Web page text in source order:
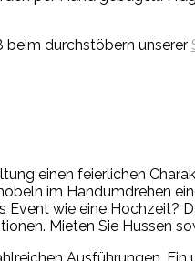
beim durchstöbern unserer
einen feierlichen
im Handumdrehen
Event wie eine Hochzeit?
Mieten Sie Hussen